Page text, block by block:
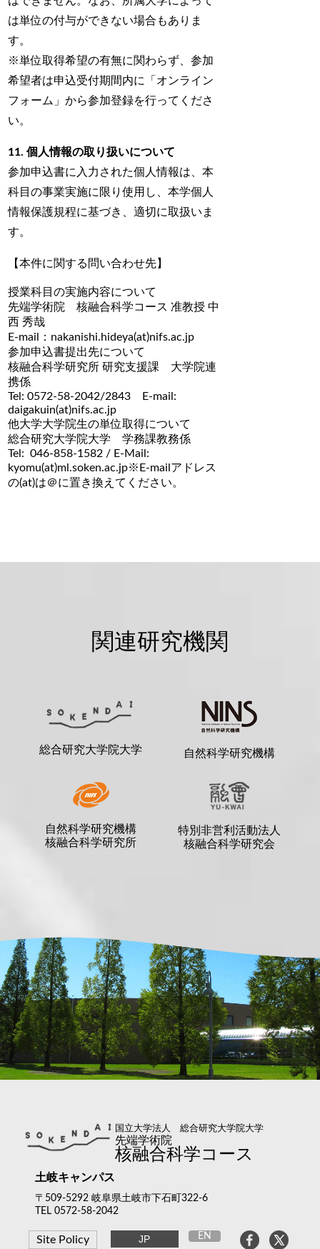
は単位の付与ができない場合もありま
す。
※単位取得希望の有無に関わらず、参加
希望者は申込受付期間内に「オンライン
フォーム」から参加登録を行ってくださ
い。
11. 個人情報の取り扱いについて
参加申込書に入力された個人情報は、本
科目の事業実施に限り使用し、本学個人
情報保護規程に基づき、適切に取扱いま
す。
【本件に関する問い合わせ先】
授業科目の実施内容について
先端学術院 核融合科学コース 准教授 中
西 秀哉
E-mail：nakanishi.hideya(at)nifs.ac.jp
参加申込書提出先について
核融合科学研究所 研究支援課 大学院連
携係
Tel: 0572-58-2042/2843 E-mail:
daigakuin(at)nifs.ac.jp
他大学大学院生の単位取得について
総合研究大学院大学 学務課教務係
Tel: 046-858-1582 / E-Mail:
kyomu(at)ml.soken.ac.jp※E-mailアドレス
の(at)は＠に置き換えてください。
関連研究機関
総合研究大学院大学 自然科学研究機構
自然科学研究機構
核融合科学研究所
特別非営利活動法人
核融合科学研究会
国立大学法人 総合研究大学院大学
先端学術院
核融合科学コース
土岐キャンパス
〒509-5292 岐阜県土岐市下石町322-6
TEL 0572-58-2042
Site Policy JP EN